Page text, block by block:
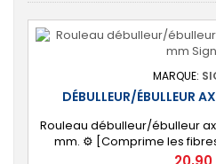
MARQUE:
DÉBULLEUR/ÉBULLEUR
Rouleau débulleur/ébulleur
mm. ⚙️ [Comprime les
uniformément la résine et
Prix